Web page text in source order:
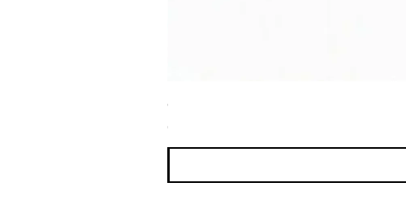
ספריי צבע שחור לטמבון MTN WEPRO Bumper Paint
מחיר